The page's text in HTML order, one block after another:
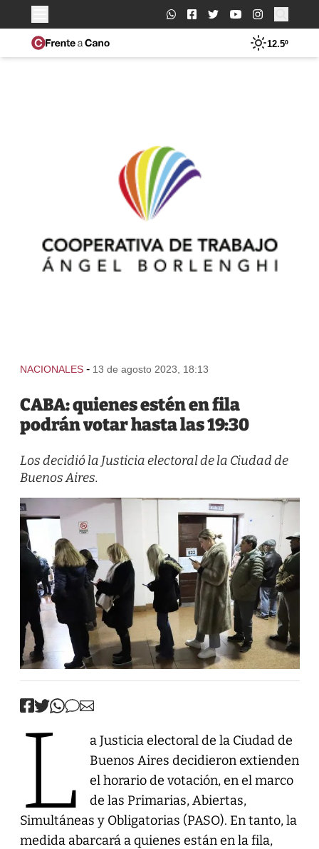
Buscar:
12.5º
NACIONALES - 13 de agosto 2023, 18:13
CABA: quienes estén en fila
podrán votar hasta las 19:30
Los decidió la Justicia electoral de la Ciudad de
Buenos Aires.
L
a Justicia electoral de la Ciudad de
Buenos Aires decidieron extienden
el horario de votación, en el marco
de las Primarias, Abiertas,
Simultáneas y Obligatorias (PASO). En tanto, la
medida abarcará a quienes están en la fila,